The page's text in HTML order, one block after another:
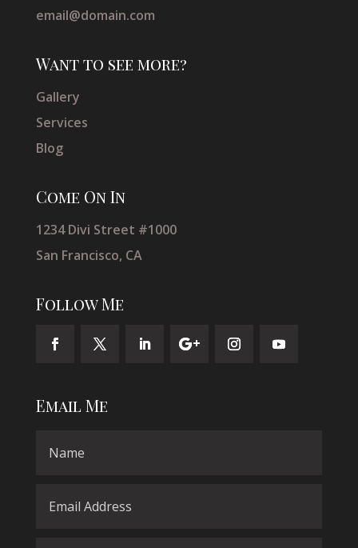
email@domain.com
Want to see more?
Gallery
Services
Blog
Come On In
1234 Divi Street #1000
San Francisco, CA
Follow Me
Email Me